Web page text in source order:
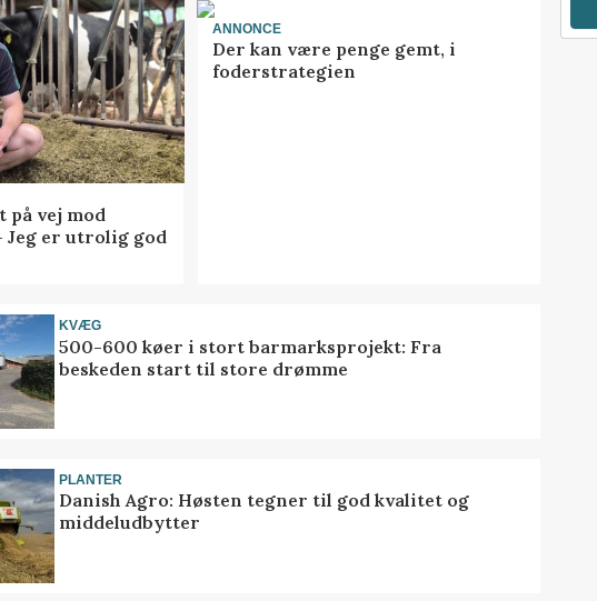
på vej mod
Jeg er utrolig god
ANNONCE
Der kan være penge gemt, i
foderstrategien
KVÆG
500-600 køer i stort barmarksprojekt: Fra
beskeden start til store drømme
PLANTER
Danish Agro: Høsten tegner til god kvalitet og
middeludbytter